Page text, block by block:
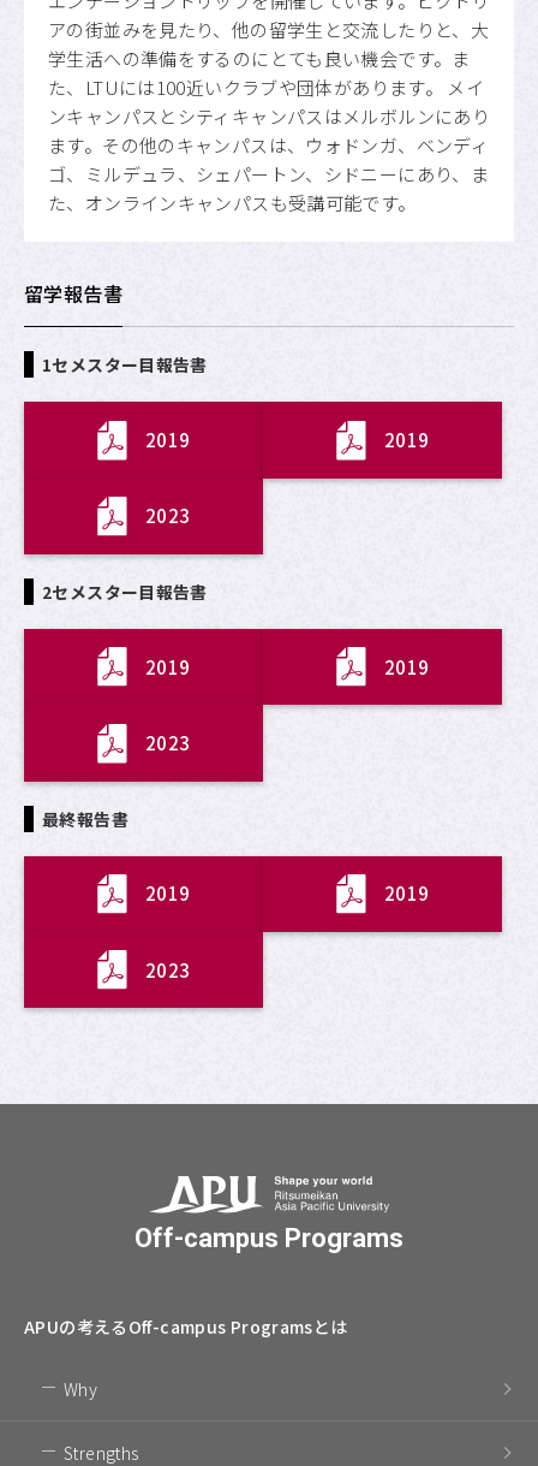
アの街並みを見たり、他の留学生と交流したりと、大
学生活への準備をするのにとても良い機会です。ま
た、LTUには100近いクラブや団体があります。 メイ
ンキャンパスとシティキャンパスはメルボルンにあり
ます。その他のキャンパスは、ウォドンガ、ベンディ
ゴ、ミルデュラ、シェパートン、シドニーにあり、ま
た、オンラインキャンパスも受講可能です。
留学報告書
1セメスター目報告書
2019 2019
2023
2セメスター目報告書
2019 2019
2023
最終報告書
2019 2019
2023
Off-campus Programs
APUの考える Off-campus Programsとは
Why
Strengths